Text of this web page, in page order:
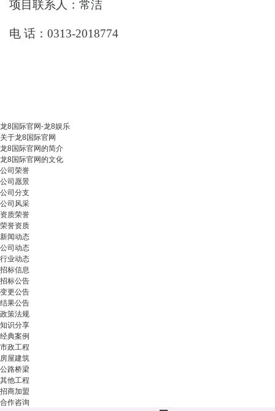
项目联系人： 常洁
电 话： 0313-2018774
龙8国际官网-龙8娱乐
关于龙8国际官网
龙8国际官网的简介
龙8国际官网的文化
公司荣誉
公司愿景
公司分支
公司风采
资质荣誉
荣誉资质
新闻动态
公司动态
行业动态
招标信息
招标公告
变更公告
结果公告
政策法规
知识分享
经典案例
市政工程
房屋建筑
公路桥梁
其他工程
招商加盟
合作咨询